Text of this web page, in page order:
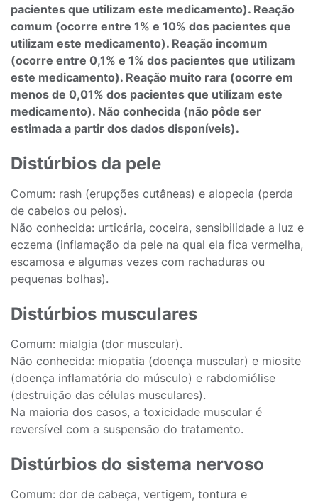
pacientes que utilizam este medicamento). Reação
comum (ocorre entre 1% e 10% dos pacientes que
utilizam este medicamento). Reação incomum
(ocorre entre 0,1% e 1% dos pacientes que utilizam
este medicamento). Reação muito rara (ocorre em
menos de 0,01% dos pacientes que utilizam este
medicamento). Não conhecida (não pôde ser
estimada a partir dos dados disponíveis).
Distúrbios da pele
Comum: rash (erupções cutâneas) e alopecia (perda
de cabelos ou pelos).
Não conhecida: urticária, coceira, sensibilidade a luz e
eczema (inflamação da pele na qual ela fica vermelha,
escamosa e algumas vezes com rachaduras ou
pequenas bolhas).
Distúrbios musculares
Comum: mialgia (dor muscular).
Não conhecida: miopatia (doença muscular) e miosite
(doença inflamatória do músculo) e rabdomiólise
(destruição das células musculares).
Na maioria dos casos, a toxicidade muscular é
reversível com a suspensão do tratamento.
Distúrbios do sistema nervoso
Comum: dor de cabeça, vertigem, tontura e